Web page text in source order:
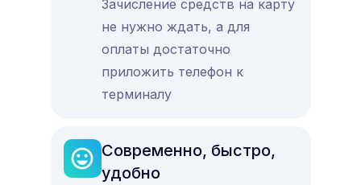
Зачисление средств на карту
не нужно ждать, а для
оплаты достаточно
приложить телефон к
терминалу
Современно, быстро,
удобно